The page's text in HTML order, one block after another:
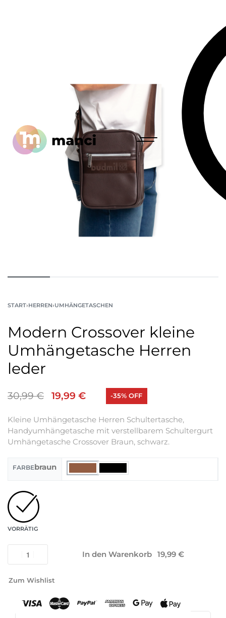
START›HERREN›UMHÄNGETASCHEN
Modern Crossover kleine
Umhängetasche Herren
leder
30,99€ 19,99 € -35% OFF
Kleine Umhängetasche Herren Schultertasche,
Handyumhängetasche mit verstellbarem Schultergurt
Umhängetasche Crossover Braun, schwarz.
FARBEbraun
VORRÄTIG
In den Warenkorb
Zum Wishlist